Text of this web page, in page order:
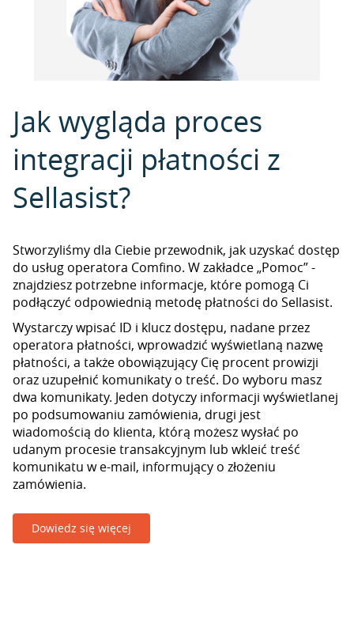
Jak wygląda proces
integracji płatności z
Sellasist?
Stworzyliśmy dla Ciebie przewodnik, jak uzyskać dostęp
do usług operatora Comfino. W zakładce „Pomoc” -
znajdziesz potrzebne informacje, które pomogą Ci
podłączyć odpowiednią metodę płatności do Sellasist.
Wystarczy wpisać ID i klucz dostępu, nadane przez
operatora płatności, wprowadzić wyświetlaną nazwę
płatności, a także obowiązujący Cię procent prowizji
oraz uzupełnić komunikaty o treść. Do wyboru masz
dwa komunikaty. Jeden dotyczy informacji wyświetlanej
po podsumowaniu zamówienia, drugi jest
wiadomością do klienta, którą możesz wysłać po
udanym procesie transakcyjnym lub wkleić treść
komunikatu w e-mail, informujący o złożeniu
zamówienia.
Dowiedz się więcej